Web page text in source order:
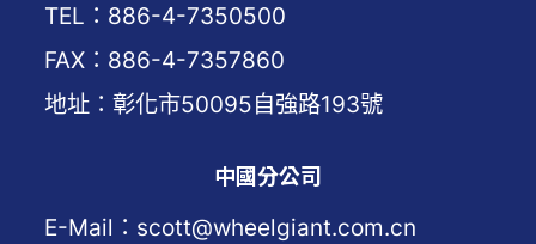
TEL：886-4-7350500
FAX：886-4-7357860
地址：彰化市50095自強路193號
中國分公司
E-Mail：scott@wheelgiant.com.cn